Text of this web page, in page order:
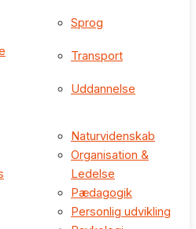
Sprog
Transport
Uddannelse
Naturvidenskab
Organisation &
Ledelse
Pædagogik
Personlig udvikling